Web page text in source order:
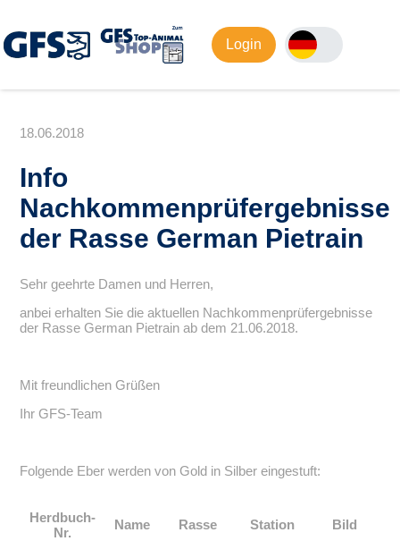
Login
18.06.2018
Info
Nachkommenprüfergebnisse
der Rasse German Pietrain
Sehr geehrte Damen und Herren,
anbei erhalten Sie die aktuellen Nachkommenprüfergebnisse
der Rasse German Pietrain ab dem 21.06.2018.
Mit freundlichen Grüßen
Ihr GFS-Team
Folgende Eber werden von Gold in Silber eingestuft:
Herdbuch-
Nr.
Name Rasse Station Bild